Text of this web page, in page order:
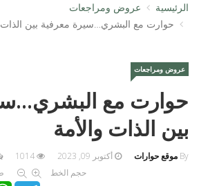
الرئيسية
عروض ومراجعات
حوارت مع البشري…سيرة معرفية بين الذات
عروض ومراجعات
حوارت مع
بين الذات والأمة
By موقع حوارات أكتوبر 09, 2023
حجم الخط